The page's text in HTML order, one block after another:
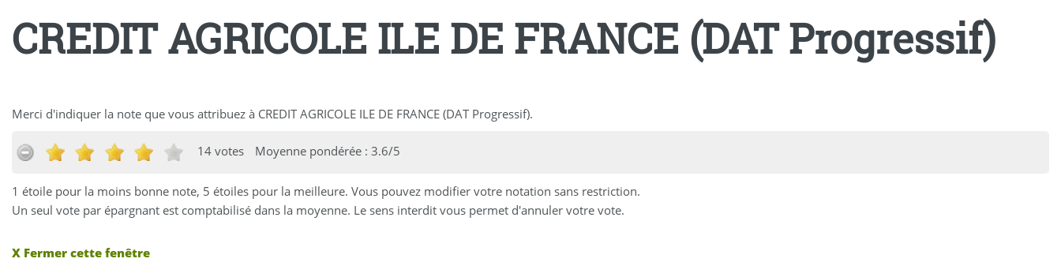
CREDIT AGRICOLE ILE DE FRANCE (DAT Progressif)
Merci d'indiquer la note que vous attribuez à CREDIT AGRICOLE ILE DE FRANCE (DAT Progressif).
14 votes Moyenne pondérée : 3.6/5
1 étoile pour la moins bonne note, 5 étoiles pour la meilleure. Vous pouvez modifier votre notation sans restriction.
Un seul vote par épargnant est comptabilisé dans la moyenne. Le sens interdit vous permet d'annuler votre vote.
X Fermer cette fenêtre